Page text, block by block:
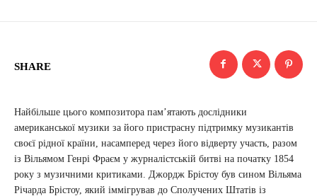
SHARE
Найбільше цього композитора пам’ятають дослідники
американської музики за його пристрасну підтримку музикантів
своєї рідної країни, насамперед через його відверту участь, разом
із Вільямом Генрі Фраєм у журналістській битві на початку 1854
року з музичними критиками. Джордж Брістоу був сином Вільяма
Річарда Брістоу, який іммігрував до Сполучених Штатів із